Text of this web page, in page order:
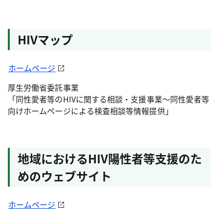
HIVマップ
ホームページ
厚生労働省委託事業
「同性愛者等のHIVに関する相談・支援事業～同性愛者等
向けホームページによる検査相談等情報提供」
地域におけるHIV陽性者等支援のた
めのウェブサイト
ホームページ